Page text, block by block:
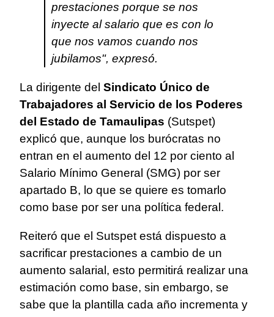
prestaciones porque se nos
inyecte al salario que es con lo
que nos vamos cuando nos
jubilamos", expresó.
La dirigente del Sindicato Único de
Trabajadores al Servicio de los Poderes
del Estado de Tamaulipas (Sutspet)
explicó que, aunque los burócratas no
entran en el aumento del 12 por ciento al
Salario Mínimo General (SMG) por ser
apartado B, lo que se quiere es tomarlo
como base por ser una política federal.
Reiteró que el Sutspet está dispuesto a
sacrificar prestaciones a cambio de un
aumento salarial, esto permitirá realizar una
estimación como base, sin embargo, se
sabe que la plantilla cada año incrementa y